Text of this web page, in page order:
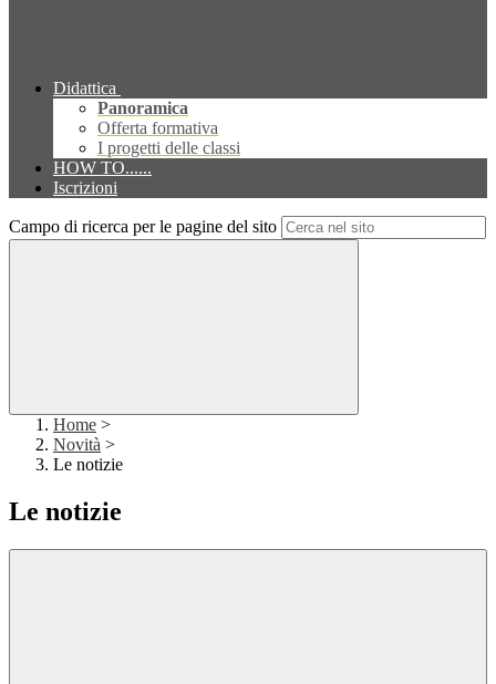
Didattica
Panoramica
Offerta formativa
I progetti delle classi
HOW TO......
Iscrizioni
Campo di ricerca per le pagine del sito
Home >
Novità >
Le notizie
Le notizie